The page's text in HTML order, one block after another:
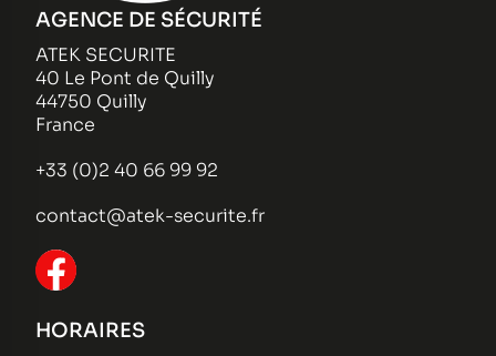
AGENCE DE SÉCURITÉ
ATEK SECURITE
40 Le Pont de Quilly
44750 Quilly
France
+33 (0)2 40 66 99 92
contact@atek-securite.fr
HORAIRES